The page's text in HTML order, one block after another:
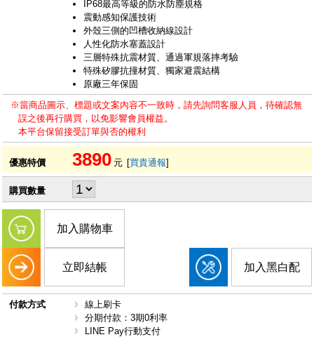
IP68最高等級的防水防塵規格
震動感知保護技術
外殼三側的凹槽收納線設計
人性化防水塞蓋設計
三層特殊抗震材質、通過軍規落摔考驗
特殊矽膠抗撞材質、獨家避震結構
原廠三年保固
※當商品圖示、標題或文案內容不一致時，請先詢問客服人員，待確認無
誤之後再行購買，以免影響會員權益。
本平台保留接受訂單與否的權利
優惠特價 3890 元 [買貴通報]
購買數量
加入購物車
立即結帳 加入黑白配
付款方式
線上刷卡
分期付款：3期0利率
LINE Pay行動支付